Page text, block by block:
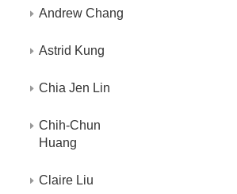
Andrew Chang
Astrid Kung
Chia Jen Lin
Chih-Chun
Huang
Claire Liu